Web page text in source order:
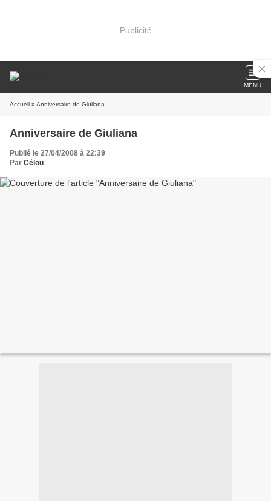
Publicité
MENU
Accueil » Anniversaire de Giuliana
Anniversaire de Giuliana
Publié le 27/04/2008 à 22:39
Par Célou